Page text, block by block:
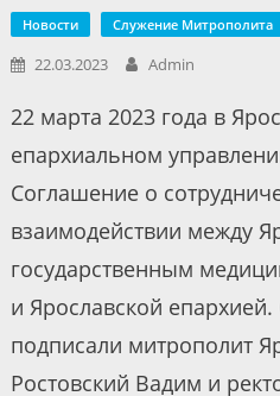
Новости Служение Митрополита
22.03.2023 Admin
22 марта 2023 года в
епархиальном
Соглашение о
взаимодействии между
государственным
и Ярославской
подписали митрополит
Ростовский Вадим и